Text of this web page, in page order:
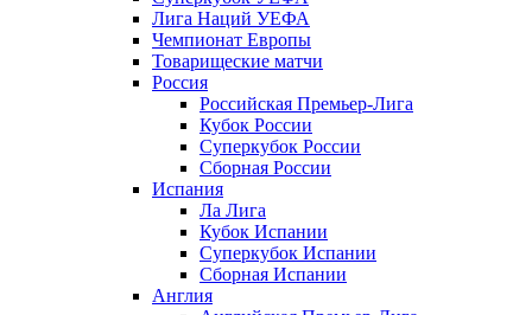
Лига Наций УЕФА
Чемпионат Европы
Товарищеские матчи
Россия
Российская Премьер-Лига
Кубок России
Суперкубок России
Сборная России
Испания
Ла Лига
Кубок Испании
Суперкубок Испании
Сборная Испании
Англия